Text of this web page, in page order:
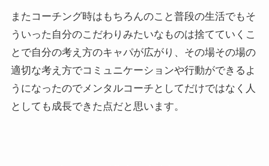
またコーチング時はもちろんのこと普段の生活でもそ
ういった自分のこだわりみたいなものは捨てていくこ
とで自分の考え方のキャパが広がり、その場その場の
適切な考え方でコミュニケーションや行動ができるよ
うになったのでメンタルコーチとしてだけではなく人
としても成長できた点だと思います。